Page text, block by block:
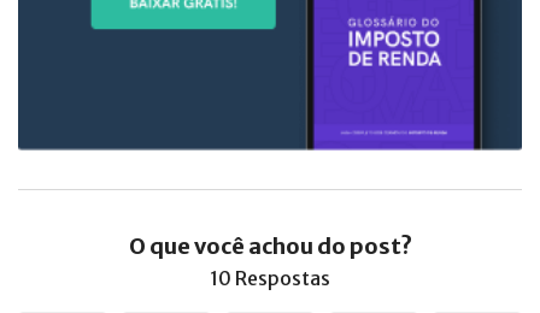
O que você achou do post?
10 Respostas